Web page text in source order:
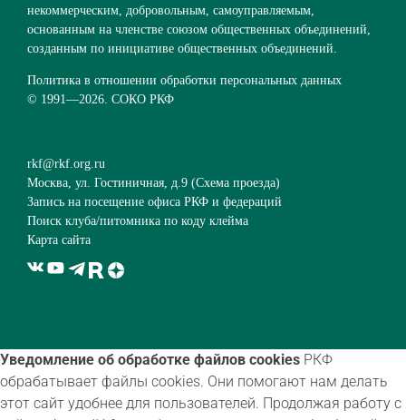
некоммерческим, добровольным, самоуправляемым,
основанным на членстве союзом общественных объединений,
созданным по инициативе общественных объединений.
Политика в отношении обработки персональных данных
© 1991—2026. СОКО РКФ
rkf@rkf.org.ru
Москва, ул. Гостиничная, д.9 (Схема проезда)
Запись на посещение офиса РКФ и федераций
Поиск клуба/питомника по коду клейма
Карта сайта
Уведомление об обработке файлов cookies РКФ
обрабатывает файлы cookies. Они помогают нам делать
этот сайт удобнее для пользователей. Продолжая работу с